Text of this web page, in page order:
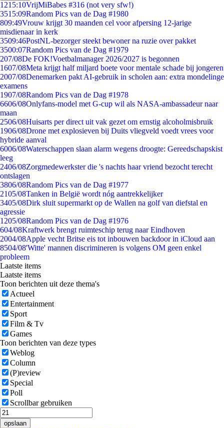
1215:10VrijMiBabes #316 (not very sfw!)
3515:09Random Pics van de Dag #1980
809:49Vrouw krijgt 30 maanden cel voor afpersing 12-jarige
misdienaar in kerk
3509:46PostNL-bezorger steekt bewoner na ruzie over pakket
3500:07Random Pics van de Dag #1979
207/08De FOK!Voetbalmanager 2026/2027 is begonnen
1607/08Meta krijgt half miljard boete voor mentale schade bij jongeren
2007/08Denemarken pakt AI-gebruik in scholen aan: extra mondelinge
examens
1907/08Random Pics van de Dag #1978
6606/08Onlyfans-model met G-cup wil als NASA-ambassadeur naar
maan
2506/08Huisarts per direct uit vak gezet om ernstig alcoholmisbruik
1906/08Drone met explosieven bij Duits vliegveld voedt vrees voor
hybride aanval
6006/08Waterschappen slaan alarm wegens droogte: Gereedschapskist
leeg
2406/08Zorgmedewerkster die 's nachts haar vriend bezocht terecht
ontslagen
3806/08Random Pics van de Dag #1977
2105/08Tanken in België wordt nóg aantrekkelijker
3405/08Dirk sluit supermarkt op de Wallen na golf van diefstal en
agressie
1205/08Random Pics van de Dag #1976
604/08Kraftwerk brengt ruimteschip terug naar Eindhoven
2004/08Apple vecht Britse eis tot inbouwen backdoor in iCloud aan
8504/08'Witte' mannen discrimineren is volgens OM geen enkel
probleem
Laatste items
Laatste items
Toon berichten uit deze thema's
Actueel
Entertainment
Sport
Film & Tv
Games
Toon berichten van deze types
Weblog
Column
(P)review
Special
Poll
Scrollbar gebruiken
opslaan